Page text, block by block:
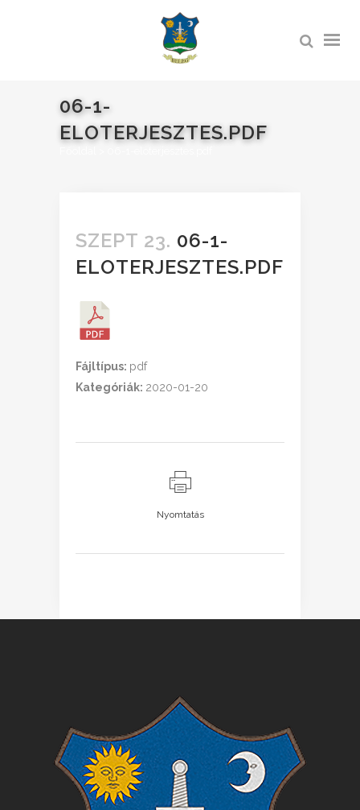
06-1-
ELOTERJESZTES.PDF
SZEPT 23. 06-1-
ELOTERJESZTES.PDF
Fájltípus: pdf
Kategóriák: 2020-01-20
Nyomtatás